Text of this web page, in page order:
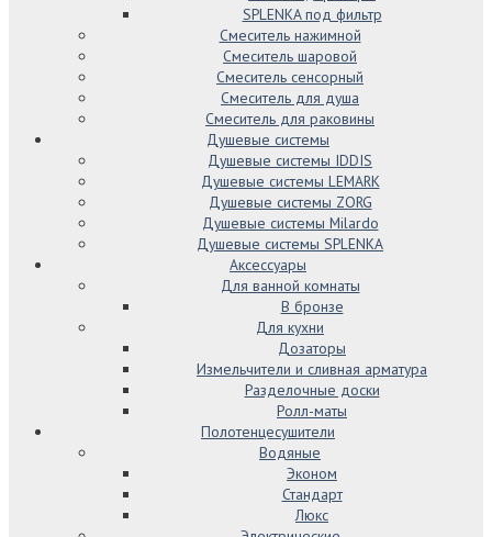
SPLENKA под фильтр
Смеситель нажимной
Смеситель шаровой
Смеситель сенсорный
Смеситель для душа
Смеситель для раковины
Душевые системы
Душевые системы IDDIS
Душевые системы LEMARK
Душевые системы ZORG
Душевые системы Milardo
Душевые системы SPLENKA
Аксессуары
Для ванной комнаты
В бронзе
Для кухни
Дозаторы
Измельчители и сливная арматура
Разделочные доски
Ролл-маты
Полотенцесушители
Водяные
Эконом
Стандарт
Люкс